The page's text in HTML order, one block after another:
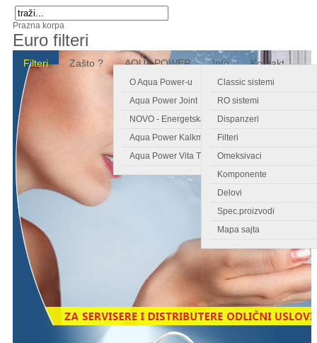
Prazna korpa
Euro filteri
Filteri Zašto ? AQUA POWER
O Aqua Power-u
Aqua Power Joint
NOVO - Energetska kartica
Aqua Power Kalkmagnet
Aqua Power Vita Tronic
Info
Classic sistemi
RO sistemi
Dispanzeri
Filteri
Omeksivaci
Komponente
Delovi
Spec.proizvodi
Mapa sajta
Kontakt